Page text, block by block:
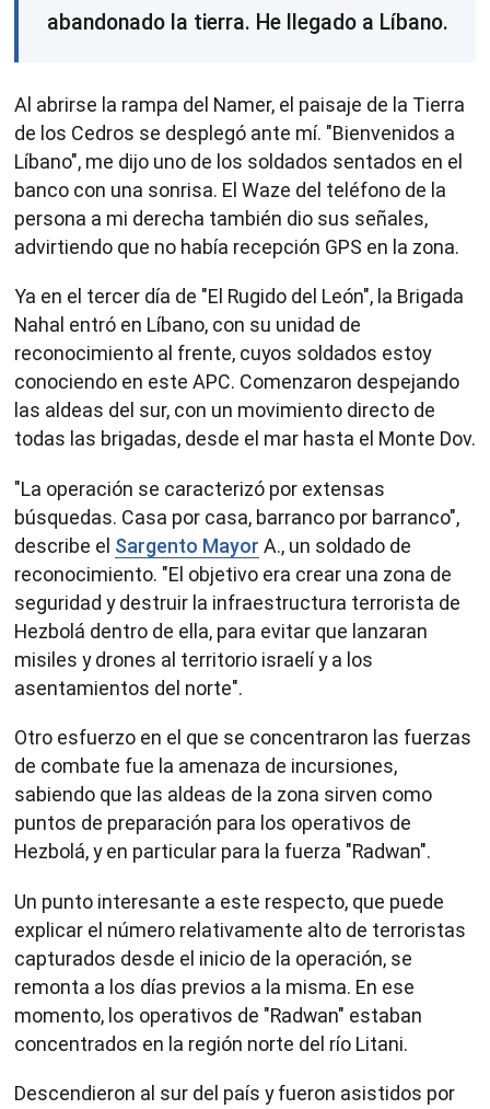
abandonado la tierra. He llegado a Líbano.
Al abrirse la rampa del Namer, el paisaje de la Tierra
de los Cedros se desplegó ante mí. "Bienvenidos a
Líbano", me dijo uno de los soldados sentados en el
banco con una sonrisa. El Waze del teléfono de la
persona a mi derecha también dio sus señales,
advirtiendo que no había recepción GPS en la zona.
Ya en el tercer día de "El Rugido del León", la Brigada
Nahal entró en Líbano, con su unidad de
reconocimiento al frente, cuyos soldados estoy
conociendo en este APC. Comenzaron despejando
las aldeas del sur, con un movimiento directo de
todas las brigadas, desde el mar hasta el Monte Dov.
"La operación se caracterizó por extensas
búsquedas. Casa por casa, barranco por barranco",
describe el Sargento Mayor A., un soldado de
reconocimiento. "El objetivo era crear una zona de
seguridad y destruir la infraestructura terrorista de
Hezbolá dentro de ella, para evitar que lanzaran
misiles y drones al territorio israelí y a los
asentamientos del norte".
Otro esfuerzo en el que se concentraron las fuerzas
de combate fue la amenaza de incursiones,
sabiendo que las aldeas de la zona sirven como
puntos de preparación para los operativos de
Hezbolá, y en particular para la fuerza "Radwan".
Un punto interesante a este respecto, que puede
explicar el número relativamente alto de terroristas
capturados desde el inicio de la operación, se
remonta a los días previos a la misma. En ese
momento, los operativos de "Radwan" estaban
concentrados en la región norte del río Litani.
Descendieron al sur del país y fueron asistidos por